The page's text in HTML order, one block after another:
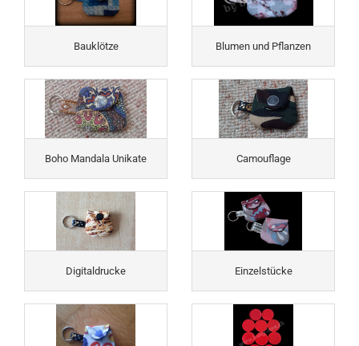
Bauklötze Blumen und Pflanzen
Boho Mandala Unikate Camouflage
Digitaldrucke Einzelstücke